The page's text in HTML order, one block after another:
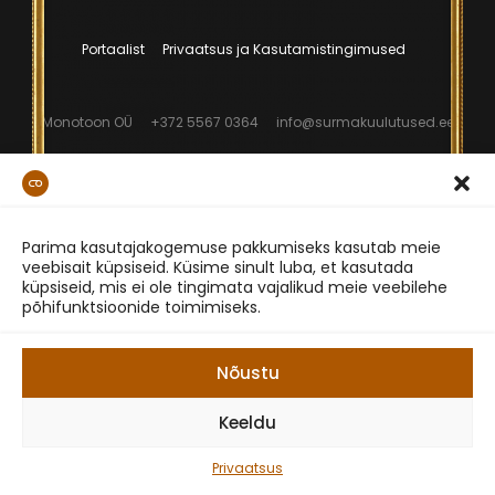
Parima kasutajakogemuse pakkumiseks kasutab meie
veebisait küpsiseid. Küsime sinult luba, et kasutada
küpsiseid, mis ei ole tingimata vajalikud meie veebilehe
põhifunktsioonide toimimiseks.
Nõustu
Keeldu
Privaatsus
Portaalist Privaatsus ja Kasutamistingimused
Monotoon OÜ +372 5567 0364 info@surmakuulutused.ee